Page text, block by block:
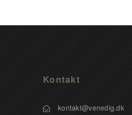
Kontakt
kontakt@venedig.dk